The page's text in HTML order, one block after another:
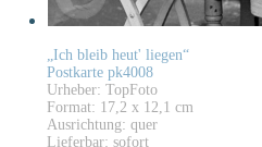
„Ich bleib heut' liegen“
Postkarte pk4008
Urheber: TopFoto
Format: 17,2 x 12,1 cm
Ausrichtung: quer
Lieferbar: sofort